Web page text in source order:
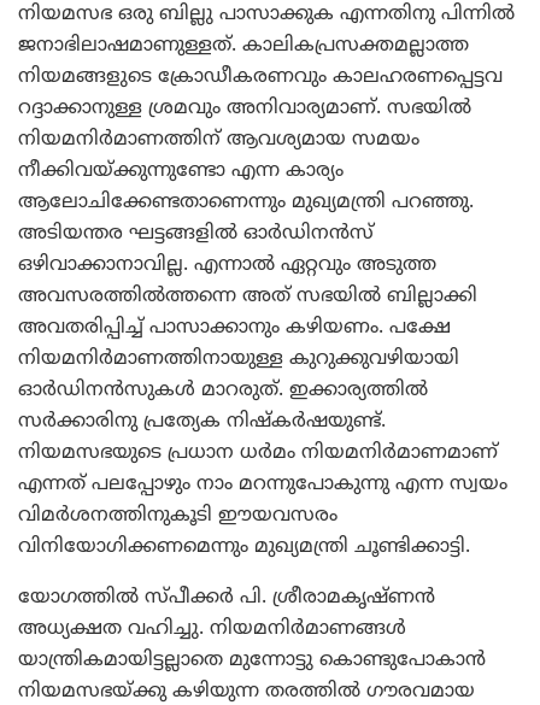
നിയമസഭ ഒരു ബില്ലു പാസാക്കുക എന്നതിനു പിന്നില്‍
ജനാഭിലാഷമാണുള്ളത്. കാലികപ്രസക്തമല്ലാത്ത
നിയമങ്ങളുടെ ക്രോഡീകരണവും കാലഹരണപ്പെട്ടവ
റദ്ദാക്കാനുള്ള ശ്രമവും അനിവാര്യമാണ്. സഭയില്‍
നിയമനിര്‍മാണത്തിന് ആവശ്യമായ സമയം
നീക്കിവയ്ക്കുന്നുണ്ടോ എന്ന കാര്യം
ആലോചിക്കേണ്ടതാണെന്നും മുഖ്യമന്ത്രി പറഞ്ഞു.
അടിയന്തര ഘട്ടങ്ങളില്‍ ഓര്‍ഡിനന്‍സ്
ഒഴിവാക്കാനാവില്ല. എന്നാല്‍ ഏറ്റവും അടുത്ത
അവസരത്തില്‍ത്തന്നെ അത് സഭയില്‍ ബില്ലാക്കി
അവതരിപ്പിച്ച് പാസാക്കാനും കഴിയണം. പക്ഷേ
നിയമനിര്‍മാണത്തിനായുള്ള കുറുക്കുവഴിയായി
ഓര്‍ഡിനന്‍സുകള്‍ മാറരുത്. ഇക്കാര്യത്തില്‍
സര്‍ക്കാരിനു പ്രത്യേക നിഷ്‌കര്‍ഷയുണ്ട്.
നിയമസഭയുടെ പ്രധാന ധര്‍മം നിയമനിര്‍മാണമാണ്
എന്നത് പലപ്പോഴും നാം മറന്നുപോകുന്നു എന്ന സ്വയം
വിമര്‍ശനത്തിനുകൂടി ഈയവസരം
വിനിയോഗിക്കണമെന്നും മുഖ്യമന്ത്രി ചൂണ്ടിക്കാട്ടി.
യോഗത്തില്‍ സ്പീക്കര്‍ പി. ശ്രീരാമകൃഷ്ണന്‍
അധ്യക്ഷത വഹിച്ചു. നിയമനിര്‍മാണങ്ങള്‍
യാന്ത്രികമായിട്ടല്ലാതെ മുന്നോട്ടു കൊണ്ടുപോകാന്‍
നിയമസഭയ്ക്കു കഴിയുന്ന തരത്തില്‍ ഗൗരവമായ